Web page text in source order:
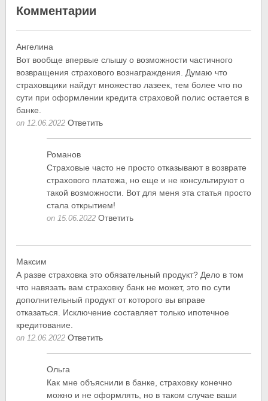
Комментарии
Ангелина
Вот вообще впервые слышу о возможности частичного
возвращения страхового вознаграждения. Думаю что
страховщики найдут множество лазеек, тем более что по
сути при оформлении кредита страховой полис остается в
банке.
on 12.06.2022 Ответить
Романов
Страховые часто не просто отказывают в возврате
страхового платежа, но еще и не консультируют о
такой возможности. Вот для меня эта статья просто
стала открытием!
on 15.06.2022 Ответить
Максим
А разве страховка это обязательный продукт? Дело в том
что навязать вам страховку банк не может, это по сути
дополнительный продукт от которого вы вправе
отказаться. Исключение составляет только ипотечное
кредитование.
on 12.06.2022 Ответить
Ольга
Как мне объяснили в банке, страховку конечно
можно и не оформлять, но в таком случае ваши